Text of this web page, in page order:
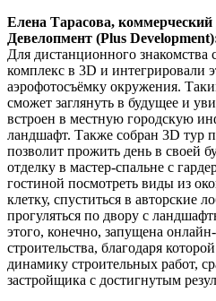
Елена Тарасова,
Девелопмент (Plus
Для дистанционного
комплекс в 3D и интегрировали
аэрофотосъёмку окружения.
сможет заглянуть в будущее и
встроен в местную городскую
ландшафт. Также собран 3D тур
позволит прожить день в своей
отделку в мастер-спальне с
гостиной посмотреть виды из
клетку, спуститься в авторские
прогуляться по двору с
этого, конечно, запущена
строительства, благодаря
динамику строительных работ,
застройщика с достигнутым